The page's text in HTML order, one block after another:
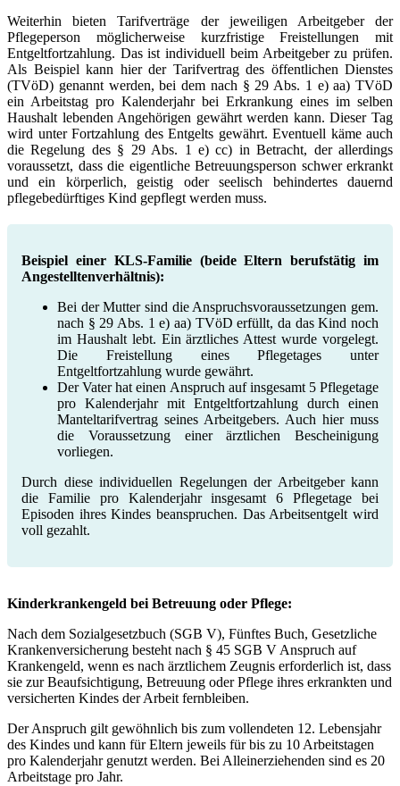
Weiterhin bieten Tarifverträge der jeweiligen Arbeitgeber der
Pflegeperson möglicherweise kurzfristige Freistellungen mit
Entgeltfortzahlung. Das ist individuell beim Arbeitgeber zu prüfen.
Als Beispiel kann hier der Tarifvertrag des öffentlichen Dienstes
(TVöD) genannt werden, bei dem nach § 29 Abs. 1 e) aa) TVöD
ein Arbeitstag pro Kalenderjahr bei Erkrankung eines im selben
Haushalt lebenden Angehörigen gewährt werden kann. Dieser Tag
wird unter Fortzahlung des Entgelts gewährt. Eventuell käme auch
die Regelung des § 29 Abs. 1 e) cc) in Betracht, der allerdings
voraussetzt, dass die eigentliche Betreuungsperson schwer erkrankt
und ein körperlich, geistig oder seelisch behindertes dauernd
pflegebedürftiges Kind gepflegt werden muss.
Beispiel einer KLS-Familie (beide Eltern berufstätig im
Angestelltenverhältnis):
Bei der Mutter sind die Anspruchsvoraussetzungen gem.
nach § 29 Abs. 1 e) aa) TVöD erfüllt, da das Kind noch
im Haushalt lebt. Ein ärztliches Attest wurde vorgelegt.
Die Freistellung eines Pflegetages unter
Entgeltfortzahlung wurde gewährt.
Der Vater hat einen Anspruch auf insgesamt 5 Pflegetage
pro Kalenderjahr mit Entgeltfortzahlung durch einen
Manteltarifvertrag seines Arbeitgebers. Auch hier muss
die Voraussetzung einer ärztlichen Bescheinigung
vorliegen.
Durch diese individuellen Regelungen der Arbeitgeber kann
die Familie pro Kalenderjahr insgesamt 6 Pflegetage bei
Episoden ihres Kindes beanspruchen. Das Arbeitsentgelt wird
voll gezahlt.
Kinderkrankengeld bei Betreuung oder Pflege:
Nach dem Sozialgesetzbuch (SGB V), Fünftes Buch, Gesetzliche
Krankenversicherung besteht nach § 45 SGB V Anspruch auf
Krankengeld, wenn es nach ärztlichem Zeugnis erforderlich ist, dass
sie zur Beaufsichtigung, Betreuung oder Pflege ihres erkrankten und
versicherten Kindes der Arbeit fernbleiben.
Der Anspruch gilt gewöhnlich bis zum vollendeten 12. Lebensjahr
des Kindes und kann für Eltern jeweils für bis zu 10 Arbeitstagen
pro Kalenderjahr genutzt werden. Bei Alleinerziehenden sind es 20
Arbeitstage pro Jahr.